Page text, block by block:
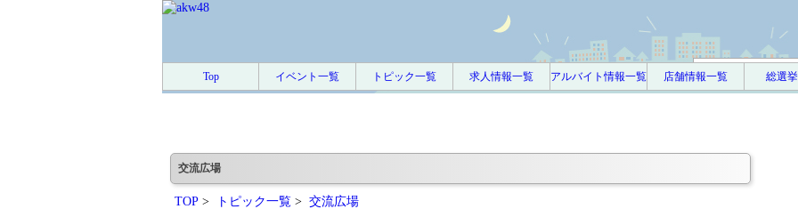
アカウント又はEmail :
Top イベント一覧 トピック一覧 求人情報一覧 アルバイト情報一覧 店舗情報一覧 総選
交流広場
TOP > トピック一覧 > 交流広場